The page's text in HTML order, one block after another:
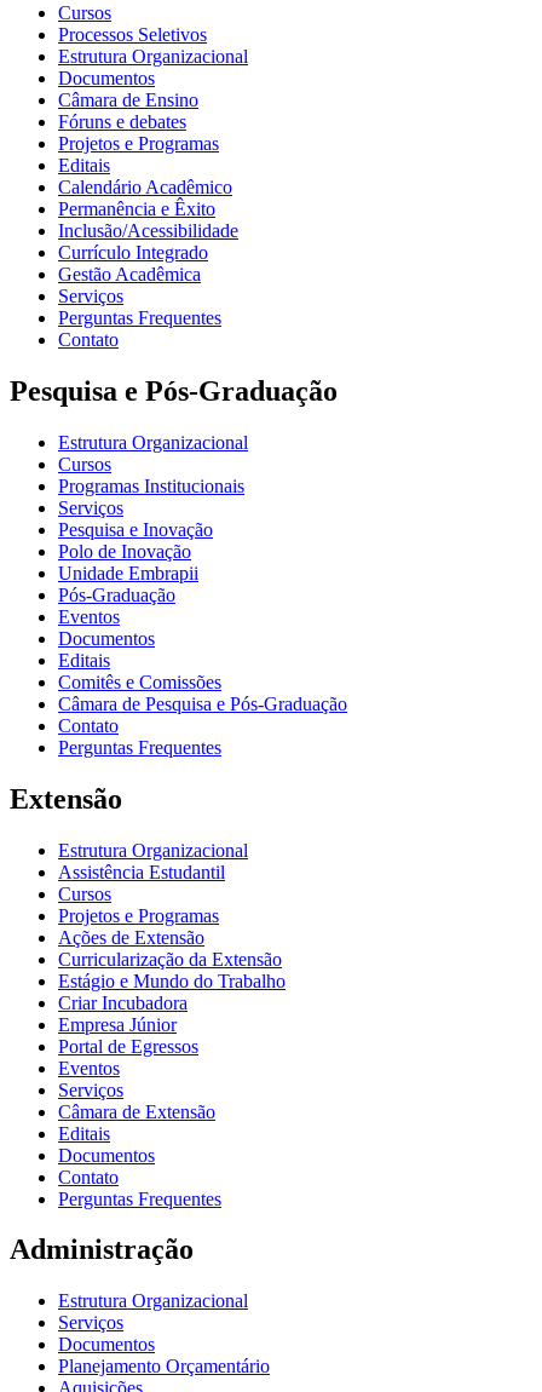
Cursos
Processos Seletivos
Estrutura Organizacional
Documentos
Câmara de Ensino
Fóruns e debates
Projetos e Programas
Editais
Calendário Acadêmico
Permanência e Êxito
Inclusão/Acessibilidade
Currículo Integrado
Gestão Acadêmica
Serviços
Perguntas Frequentes
Contato
Pesquisa e Pós-Graduação
Estrutura Organizacional
Cursos
Programas Institucionais
Serviços
Pesquisa e Inovação
Polo de Inovação
Unidade Embrapii
Pós-Graduação
Eventos
Documentos
Editais
Comitês e Comissões
Câmara de Pesquisa e Pós-Graduação
Contato
Perguntas Frequentes
Extensão
Estrutura Organizacional
Assistência Estudantil
Cursos
Projetos e Programas
Ações de Extensão
Curricularização da Extensão
Estágio e Mundo do Trabalho
Criar Incubadora
Empresa Júnior
Portal de Egressos
Eventos
Serviços
Câmara de Extensão
Editais
Documentos
Contato
Perguntas Frequentes
Administração
Estrutura Organizacional
Serviços
Documentos
Planejamento Orçamentário